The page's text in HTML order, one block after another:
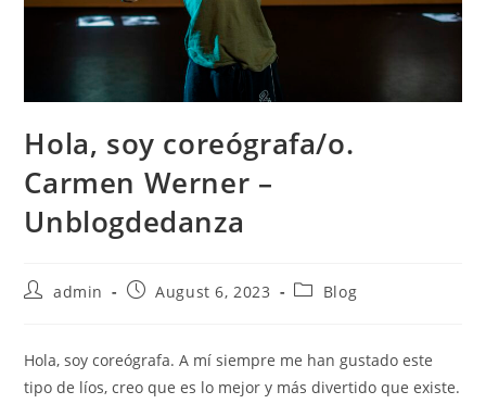
Hola, soy coreógrafa/o.
Carmen Werner –
Unblogdedanza
Postadmin
PostAugust 6, 2023
PostBlog
Hola, soy coreógrafa. A mí siempre me han gustado este
tipo de líos, creo que es lo mejor y más divertido que existe.